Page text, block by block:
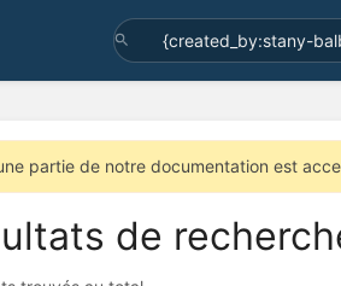
partie de notre documentation est
de